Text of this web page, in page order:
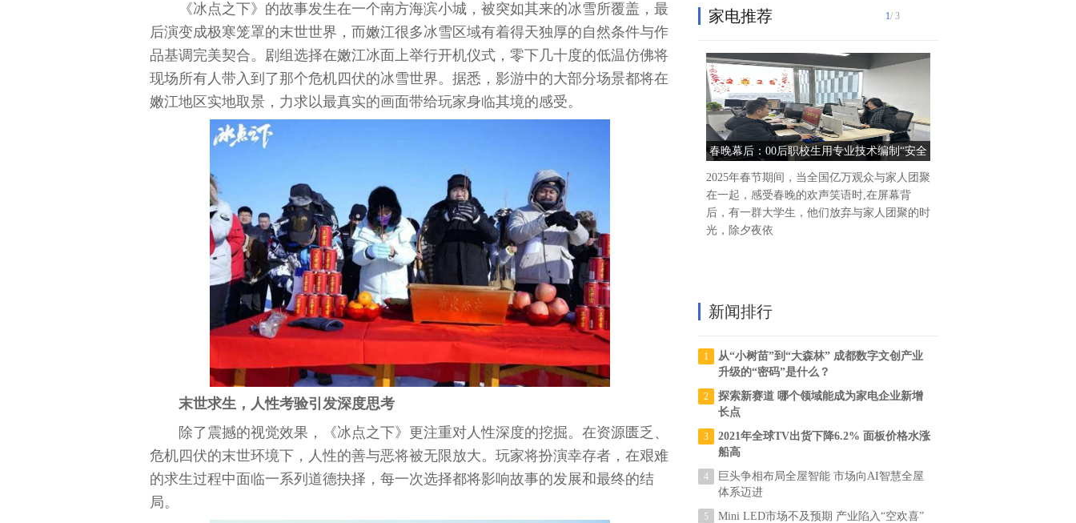
《冰点之下》的故事发生在一个南方海滨小城，被突如其来的冰雪所覆盖，最
后演变成极寒笼罩的末世世界，而嫩江很多冰雪区域有着得天独厚的自然条件与作
品基调完美契合。剧组选择在嫩江冰面上举行开机仪式，零下几十度的低温仿佛将
现场所有人带入到了那个危机四伏的冰雪世界。据悉，影游中的大部分场景都将在
嫩江地区实地取景，力求以最真实的画面带给玩家身临其境的感受。
末世求生，人性考验引发深度思考
除了震撼的视觉效果，《冰点之下》更注重对人性深度的挖掘。在资源匮乏、
危机四伏的末世环境下，人性的善与恶将被无限放大。玩家将扮演幸存者，在艰难
的求生过程中面临一系列道德抉择，每一次选择都将影响故事的发展和最终的结
局。
家电推荐
春晚幕后：00后职校生用专业技术编制“安全
防线”
2025年春节期间，当全国亿万观众与家人团聚
在一起，感受春晚的欢声笑语时,在屏幕背
后，有一群大学生，他们放弃与家人团聚的时
光，除夕夜依
1/ 3
新闻排行
1
从“小树苗”到“大森林” 成都数字文创产业
升级的“密码”是什么？
2
探索新赛道 哪个领域能成为家电企业新增
长点
3
2021年全球TV出货下降6.2% 面板价格水涨
船高
4
巨头争相布局全屋智能 市场向AI智慧全屋
体系迈进
5 Mini LED市场不及预期 产业陷入“空欢喜”